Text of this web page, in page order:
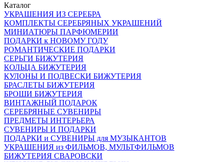
Каталог
УКРАШЕНИЯ ИЗ СЕРЕБРА
КОМПЛЕКТЫ СЕРЕБРЯНЫХ УКРАШЕНИЙ
МИНИАТЮРЫ ПАРФЮМЕРИИ
ПОДАРКИ к НОВОМУ ГОДУ
РОМАНТИЧЕСКИЕ ПОДАРКИ
СЕРЬГИ БИЖУТЕРИЯ
КОЛЬЦА БИЖУТЕРИЯ
КУЛОНЫ И ПОДВЕСКИ БИЖУТЕРИЯ
БРАСЛЕТЫ БИЖУТЕРИЯ
БРОШИ БИЖУТЕРИЯ
ВИНТАЖНЫЙ ПОДАРОК
СЕРЕБРЯНЫЕ СУВЕНИРЫ
ПРЕДМЕТЫ ИНТЕРЬЕРА
СУВЕНИРЫ И ПОДАРКИ
ПОДАРКИ и СУВЕНИРЫ для МУЗЫКАНТОВ
УКРАШЕНИЯ из ФИЛЬМОВ, МУЛЬТФИЛЬМОВ
БИЖУТЕРИЯ СВАРОВСКИ